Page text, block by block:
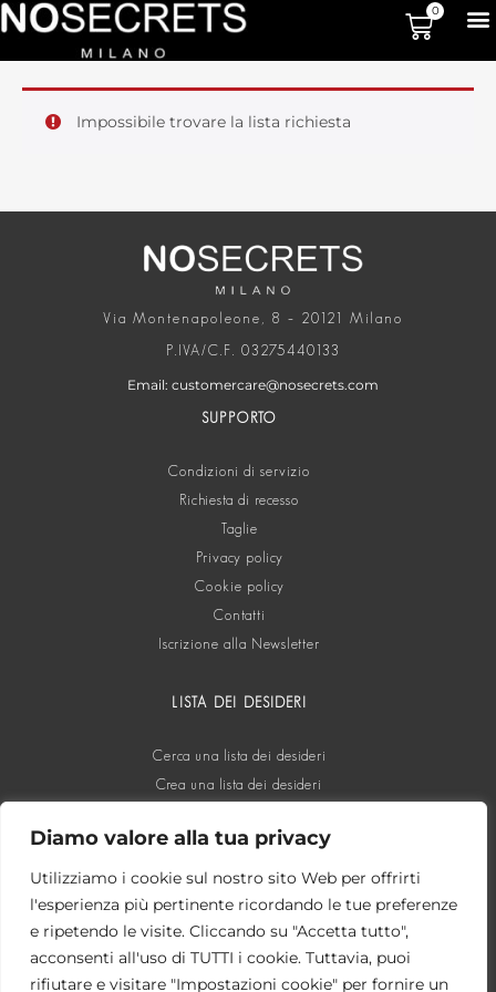
Diamo valore alla tua privacy
Utilizziamo i cookie sul nostro sito Web per offrirti
l'esperienza più pertinente ricordando le tue preferenze
e ripetendo le visite. Cliccando su "Accetta tutto",
acconsenti all'uso di TUTTI i cookie. Tuttavia, puoi
rifiutare e visitare "Impostazioni cookie" per fornire un
0
Impossibile trovare la lista richiesta
Via Montenapoleone, 8 – 20121 Milano
P.IVA/C.F. 03275440133
Email: customercare@nosecrets.com
SUPPORTO
Condizioni di servizio
Richiesta di recesso
Taglie
Privacy policy
Cookie policy
Contatti
Iscrizione alla Newsletter
LISTA DEI DESIDERI
Cerca una lista dei desideri
Crea una lista dei desideri
SOCIAL